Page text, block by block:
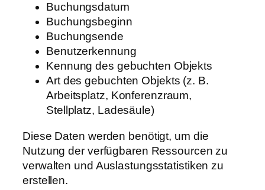
Buchungsdatum
Buchungsbeginn
Buchungsende
Benutzerkennung
Kennung des gebuchten Objekts
Art des gebuchten Objekts (z. B.
Arbeitsplatz, Konferenzraum,
Stellplatz, Ladesäule)
Diese Daten werden benötigt, um die
Nutzung der verfügbaren Ressourcen zu
verwalten und Auslastungsstatistiken zu
erstellen.